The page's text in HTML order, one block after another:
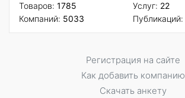
Товаров: 1785
Компаний: 5033
Услуг: 22
Публикаций:
Регистрация на сайте
Как добавить компанию
Скачать анкету